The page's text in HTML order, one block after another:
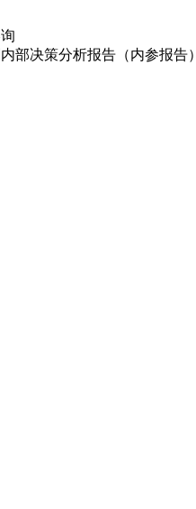
部决策分析报告（内参报告）